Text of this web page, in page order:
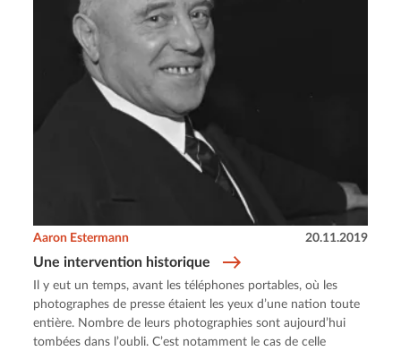
Une intervention historique
Aaron Estermann 20.11.2019
Il y eut un temps, avant les téléphones portables, où les
photographes de presse étaient les yeux d’une nation toute
entière. Nombre de leurs photographies sont aujourd’hui
tombées dans l’oubli. C’est notamment le cas de celle